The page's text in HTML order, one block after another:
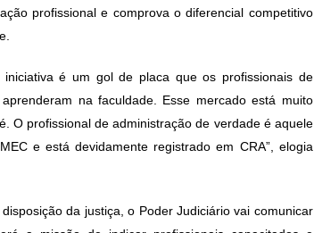
profissional e comprova o diferencial competitivo
é um gol de placa que os profissionais de
na faculdade. Esse mercado está muito
O profissional de administração de verdade é aquele
e está devidamente registrado em CRA”, elogia
da justiça, o Poder Judiciário vai comunicar